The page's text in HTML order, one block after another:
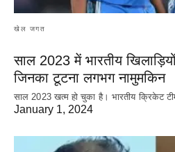
खेल जगत
साल 2023 में भारतीय
जिनका टूटना लगभग नामुमकिन
साल 2023 खत्म हो चुका है। भारतीय क्रिकेट‌
January 1, 2024